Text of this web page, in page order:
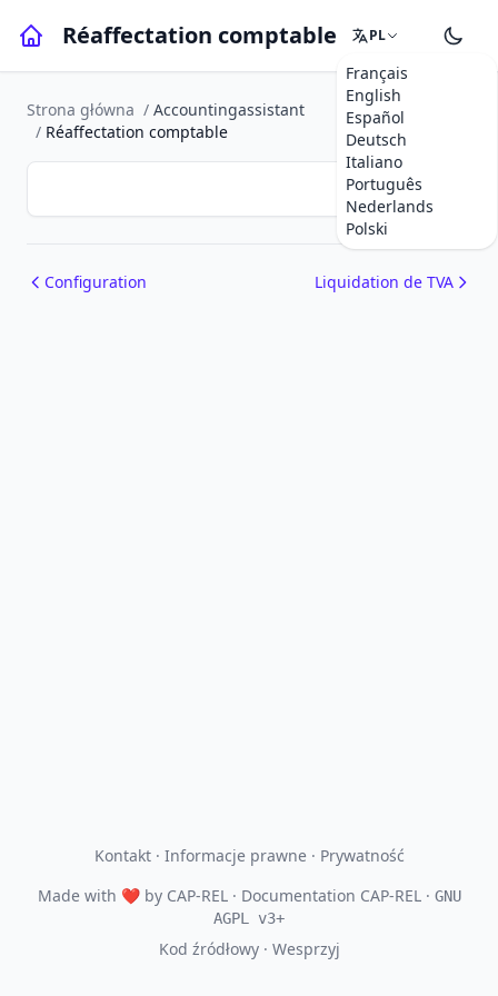
Réaffectation comptable PL
Français
English
Español
Deutsch
Italiano
Português
Nederlands
Polski
Strona główna / Accountingassistant
/ Réaffectation comptable
Configuration Liquidation de TVA
Kontakt· Informacje prawne· Prywatność
Made with ❤by CAP-REL· Documentation CAP-REL · GNU
AGPL v3+
Kod źródłowy· Wesprzyj